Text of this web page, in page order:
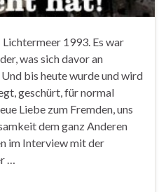
1993. Es war
was sich davor an
bis heute wurde und wird
geschürt, für normal
Liebe zum Fremden, uns
dem ganz Anderen
im Interview mit der
…